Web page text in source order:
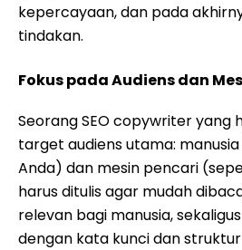
kepercayaan, dan pada
tindakan.
Fokus pada Audiens dan
Seorang SEO copywriter yang
target audiens utama:
Anda) dan mesin pencari
harus ditulis agar mudah
relevan bagi manusia,
dengan kata kunci dan